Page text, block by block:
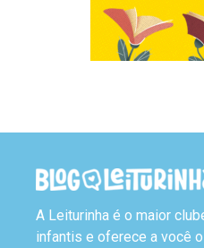
A Leiturinha é o maior
infantis e oferece a você